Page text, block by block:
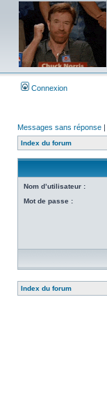
Connexion
Messages sans réponse |
Index du forum
Nom d’utilisateur :
Mot de passe :
Index du forum